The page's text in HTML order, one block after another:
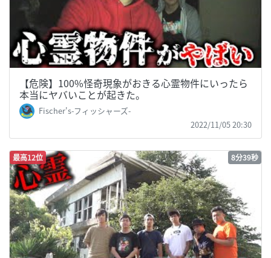
【危険】100%怪奇現象がおきる心霊物件にいったら
本当にヤバいことが起きた。
Fischer's-フィッシャーズ-
2022/11/05 20:30
最高12位 8分39秒